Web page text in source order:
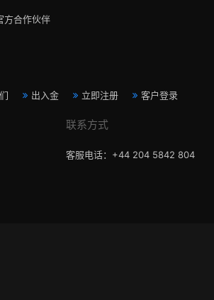
方合作伙伴
出入金 立即注册 客户登录
联系方式
客服电话：+44 204 5842 804